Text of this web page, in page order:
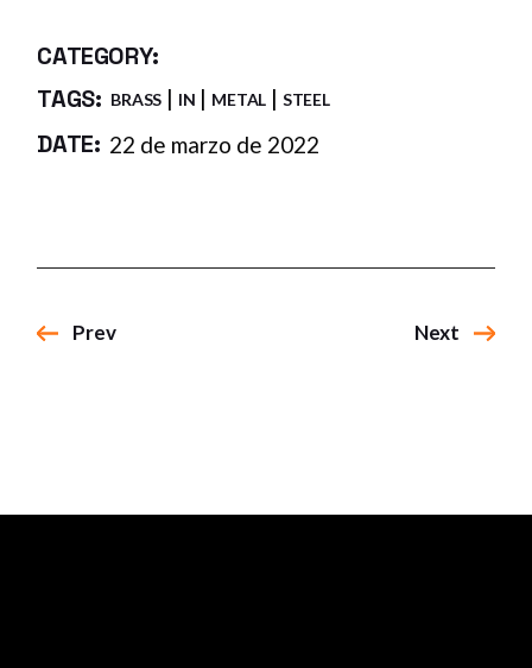
CATEGORY:
TAGS: BRASS IN METAL STEEL
DATE: 22 de marzo de 2022
Prev Next